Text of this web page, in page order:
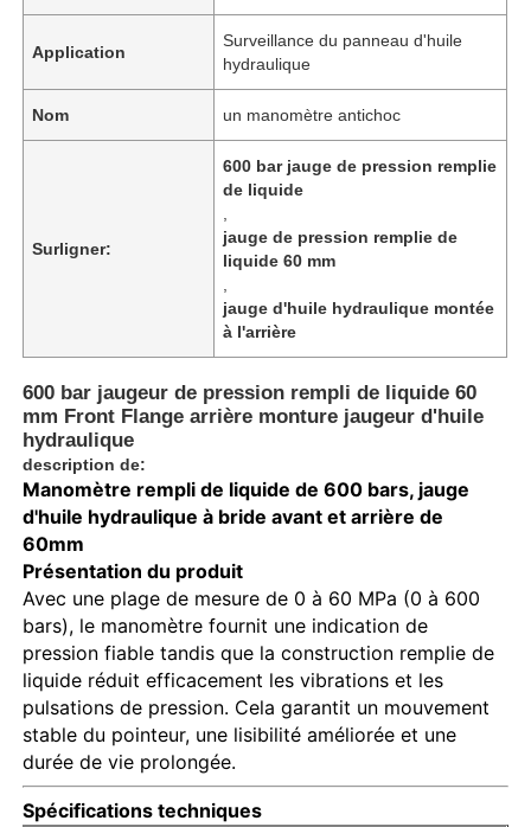
Aperçu
Produits
A propos de nous
Visite d'usine
Application
Surveillance du panneau d'huile
hydraulique
Nom un manomètre antichoc
Surligner:
600 bar jauge de pression remplie
de liquide
jauge de pression remplie de
liquide 60 mm
jauge d'huile hydraulique montée
à l'arrière
600 bar jaugeur de pression rempli de liquide 60
mm Front Flange arrière monture jaugeur d'huile
hydraulique
description de:
Manomètre rempli de liquide de 600 bars, jauge
d'huile hydraulique à bride avant et arrière de
60mm
Présentation du produit
Avec une plage de mesure de 0 à 60 MPa (0 à 600
bars), le manomètre fournit une indication de
pression fiable tandis que la construction remplie de
liquide réduit efficacement les vibrations et les
pulsations de pression. Cela garantit un mouvement
stable du pointeur, une lisibilité améliorée et une
durée de vie prolongée.
Spécifications techniques